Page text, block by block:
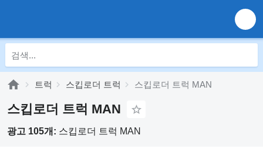
트럭 스킵로더 트럭 스킵로더 트럭 MAN
스킵로더 트럭 MAN
광고 105개: 스킵로더 트럭 MAN